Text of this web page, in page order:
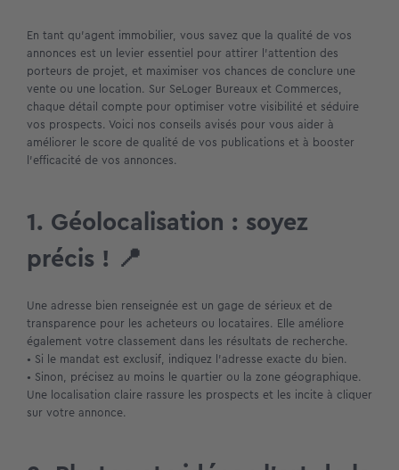
En tant qu’agent immobilier, vous savez que la qualité de vos
annonces est un levier essentiel pour attirer l’attention des
porteurs de projet, et maximiser vos chances de conclure une
vente ou une location. Sur SeLoger Bureaux et Commerces,
chaque détail compte pour optimiser votre visibilité et séduire
vos prospects. Voici nos conseils avisés pour vous aider à
améliorer le score de qualité de vos publications et à booster
l’efficacité de vos annonces.
1. Géolocalisation : soyez
précis ! 📍
Une adresse bien renseignée est un gage de sérieux et de
transparence pour les acheteurs ou locataires. Elle améliore
également votre classement dans les résultats de recherche.
• Si le mandat est exclusif, indiquez l’adresse exacte du bien.
• Sinon, précisez au moins le quartier ou la zone géographique.
Une localisation claire rassure les prospects et les incite à cliquer
sur votre annonce.